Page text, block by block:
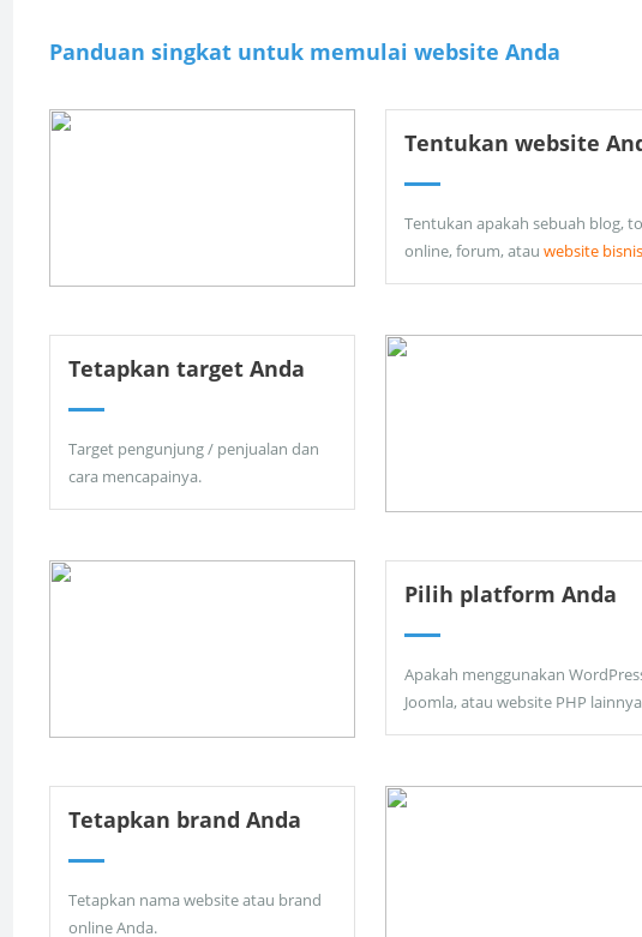
Panduan singkat untuk memulai website Anda
Tentukan website
Tentukan apakah sebuah blog,
online, forum, atau website bisnis
Tetapkan target Anda
Target pengunjung / penjualan dan
cara mencapainya.
Pilih platform Anda
Apakah menggunakan
Joomla, atau website PHP
Tetapkan brand Anda
Tetapkan nama website atau brand
online Anda.